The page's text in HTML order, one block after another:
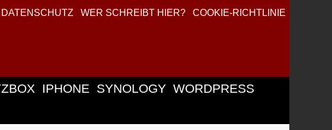
DATENSCHUTZ WER SCHREIBT HIER? COOKIE-RICHTLINIE
IPHONE SYNOLOGY WORDPRESS